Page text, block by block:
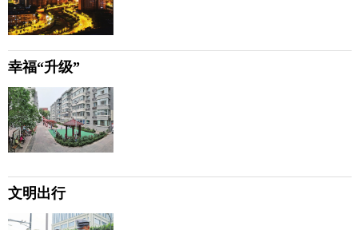
幸福“升级”
文明出行